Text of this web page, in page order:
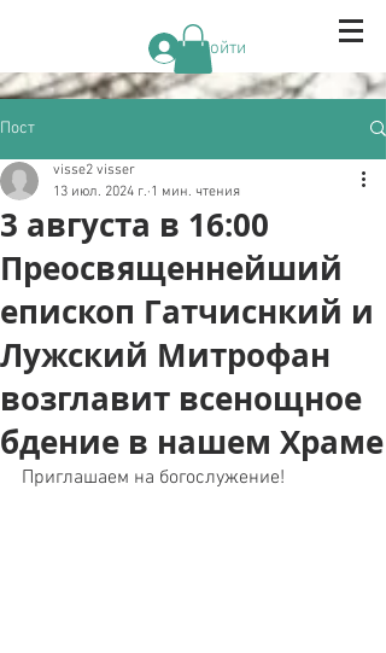
Войти
Пост
3 августа в 16:00
Преосвященнейший
епископ Гатчиснкий и
Лужский Митрофан
возглавит всенощное
бдение в нашем Храме
visse2 visser
13 июл. 2024 г. 1 мин. чтения
Приглашаем на богослужение!